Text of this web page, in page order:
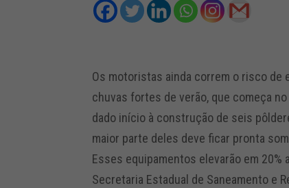
Os motoristas ainda correm o risco de
chuvas fortes de verão, que começa
dado início à construção de seis
maior parte deles deve ficar pronta
Esses equipamentos elevarão em 20%
Secretaria Estadual de Saneamento e